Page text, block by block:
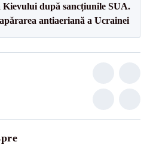
Kievului după sancțiunile SUA.
antiaeriană a Ucrainei